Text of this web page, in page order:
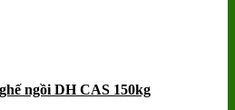
ngồi DH CAS 150kg